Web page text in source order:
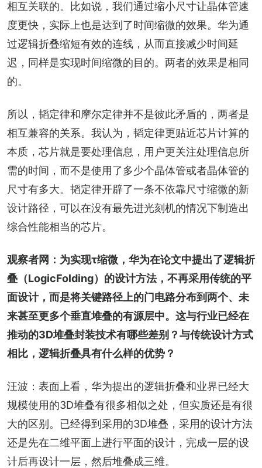
相互关联的。比如说，我们通过缩小尺寸让晶体管速
度更快，实际上也是达到了时间缩微的效果。华为通
过逻辑折叠缩短有效的连线，从而直接减少时间延
迟，同样是实现时间缩微的目的。两者的效果是相同
的。
所以，韬定律和摩尔定律并不是彼此矛盾的，两者是
相互兼容的关系。我认为，韬定律更贴近芯片计算的
本质，芯片就是要处理信息，用户更关注处理信息所
需的时间，而不是使用了多少个晶体管或者晶体管的
尺寸有多大。韬定律开辟了一条不依靠尺寸缩微的新
设计路径，可以在没有最先进光刻机的情况下制造出
综合性能相当的芯片。
观察者网：为实现τ缩微，华为在论文中提出了逻辑折
叠（LogicFolding）的设计方法，不再采用传统的平
面设计，而是将关键路径上的门电路分布到两个、未
来甚至更多个垂直堆叠的有源层中。这与行业已经在
推动的3D堆叠封装技术有哪些差别？与传统设计方式
相比，逻辑折叠具有什么样的优势？
汪波：表面上看，华为提出的逻辑折叠和业界已经大
规模使用的3D堆叠有很多相似之处，但实质还是有很
大的区别。已经得到采用的3D堆叠，采用的设计方法
还是先在二维平面上进行平面的设计，完成一层的设
计后再设计一层，然后堆叠成三维。